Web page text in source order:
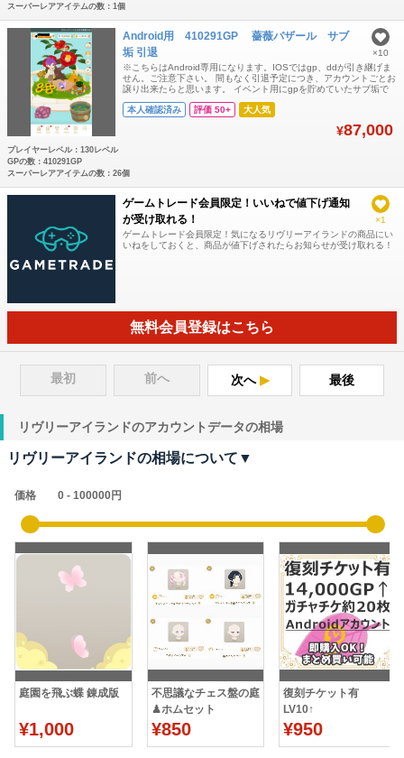
スーパーレアアイテムの数：1個
Android用 410291GP 薔薇バザール サブ
垢 引退
※こちらはAndroid専用になります。IOSではgp、ddが引き継げま
せん。ご注意下さい。 間もなく引退予定につき、アカウントごとお
譲り出来たらと思います。 イベント用にgpを貯めていたサブ垢で
像は数日前の物になります。出品時点ではgp、ddともに微増してい
本人確認済み 評価 50+ 大人気
¥87,000
×10
プレイヤーレベル：130レベル
GPの数：410291GP
スーパーレアアイテムの数：26個
ゲームトレード会員限定！いいねで値下げ通知
が受け取れる！
ゲームトレード会員限定！気になるリヴリーアイランドの商品にい
いねをしておくと、商品が値下げされたらお知らせが受け取れる！
×1
無料会員登録はこちら
最初 前へ 次へ 最後
リヴリーアイランドのアカウントデータの相場
リヴリーアイランドの相場について▼
価格
庭園を飛ぶ蝶 錬成版
¥1,000
不思議なチェス盤の庭
♟ホムセット
¥850
復刻チケット有
LV10↑
14,000GP↑+NRチケ
¥950